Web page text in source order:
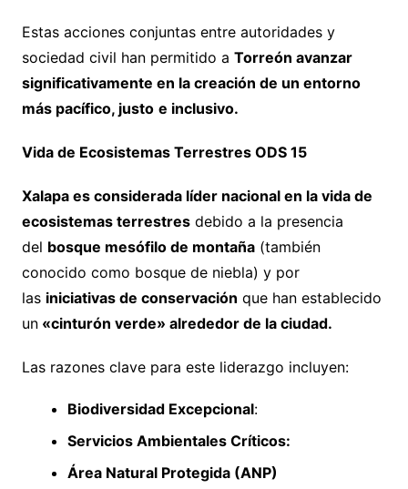
Estas acciones conjuntas entre autoridades y
sociedad civil han permitido a Torreón avanzar
significativamente en la creación de un entorno
más pacífico, justo e inclusivo.
Vida de Ecosistemas Terrestres ODS 15
Xalapa es considerada líder nacional en la vida de
ecosistemas terrestresdebido a la presencia
del bosque mesófilo de montaña(también
conocido como bosque de niebla) y por
las iniciativas de conservación que han establecido
un«cinturón verde» alrededor de la ciudad.
Las razones clave para este liderazgo incluyen:
Biodiversidad Excepcional:
Servicios Ambientales Críticos:
Área Natural Protegida (ANP)